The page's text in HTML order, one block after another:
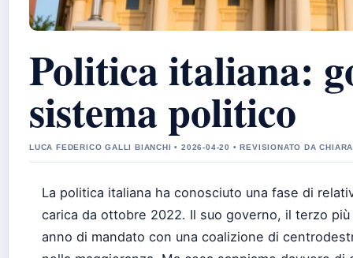
Politica italiana:
sistema politico
LUCA FEDERICO GALLI BIANCHI • 2026-04-20 • REVISIONATO DA
La politica italiana ha conosciuto una fase di
carica da ottobre 2022. Il suo governo, il terzo
anno di mandato con una coalizione di